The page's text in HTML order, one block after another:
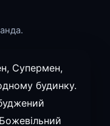
Супермен,
будинку.